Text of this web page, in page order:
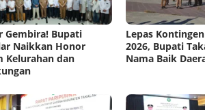
Gembira! Bupati
Naikkan Honor
Kelurahan dan
Lepas
2026, Bupati
Nama Baik